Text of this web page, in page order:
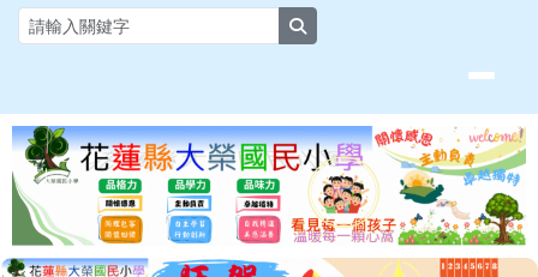
跳至主內容區
花蓮縣大榮國小全球資訊網